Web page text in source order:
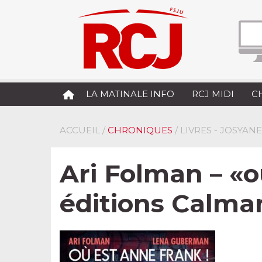
LA MATINALE INFO RCJ MIDI
ACCUEIL / CHRONIQUES / LIVRES -
Ari Folman –
éditions